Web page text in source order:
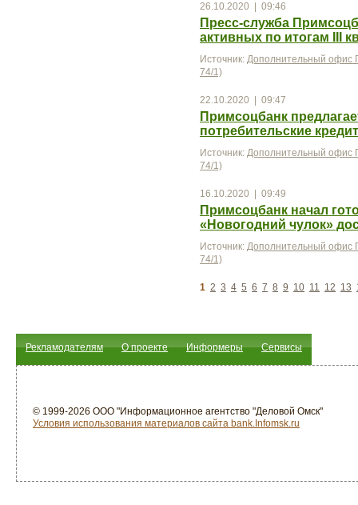
26.10.2020 | 09:46
Пресс-служба
активных по итогам III
Источник: Дополнительный офис
74/1)
22.10.2020 | 09:47
Примсоцбанк
потребительские
Источник: Дополнительный офис
74/1)
16.10.2020 | 09:49
Примсоцбанк начал
«Новогодний чулок»
Источник: Дополнительный офис
74/1)
1 2 3 4 5 6 7 8 9 10 11 12 13
Рекламодателям О проекте Информеры Сервисы
© 1999-2026 ООО "Информационное агентство "Деловой Омск"
Условия использования материалов сайта bank.Infomsk.ru